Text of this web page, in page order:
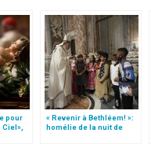
pour
Ciel»,
« Revenir à Bethléem! »:
homélie de la nuit de
Noël (texte complet)